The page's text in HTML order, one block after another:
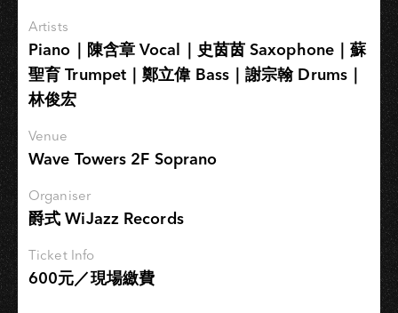
式
福
《The
Jazz
Side
Formosa》
Artists
Piano｜陳含章 Vocal｜史茵茵 Saxophone｜蘇
聖育 Trumpet｜鄭立偉 Bass｜謝宗翰 Drums｜
林俊宏
Venue
Wave Towers 2F Soprano
Organiser
爵式 WiJazz Records
Ticket Info
600元／現場繳費